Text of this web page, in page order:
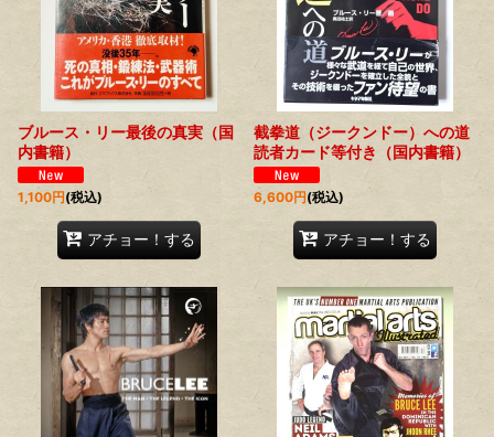
ブルース・リー最後の真実（国
内書籍）
1,100円(税込)
アチョー！する
截拳道（ジークンドー）への道
読者カード等付き（国内書籍）
6,600円(税込)
アチョー！する